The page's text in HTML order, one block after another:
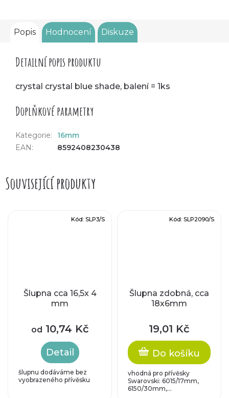
Popis Hodnocení Diskuze
Detailní popis produktu
crystal crystal blue shade, balení = 1ks
Doplňkové parametry
Kategorie:
16mm
EAN: 8592408230438
Související produkty
Šlupna cca 16,5x 4
mm
od 10,74 Kč
Detail
šlupnu dodáváme bez
vyobrazeného přívěsku
Kód: SLP3/S
Šlupna zdobná, cca
18x6mm
19,01 Kč
Do košíku
vhodná pro přívěsky
Swarovski: 6015/17mm,
6150/30mm,...
Kód: SLP2090/S